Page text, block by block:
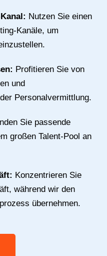
Nutzen Sie einen
Kanäle, um
Profitieren Sie von
und
Personalvermittlung.
Sie passende
großen Talent-Pool an
Konzentrieren Sie
während wir den
übernehmen.